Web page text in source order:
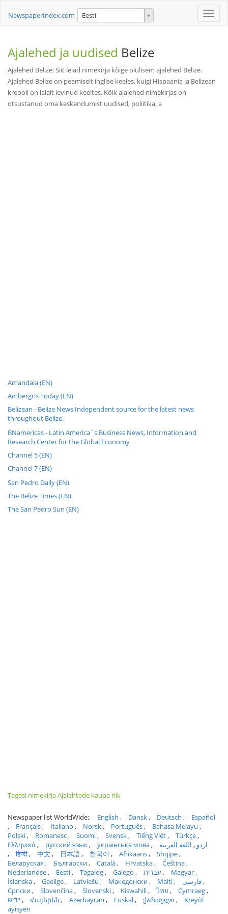
Toggle
NewspaperIndex.com Eesti
Ajalehed ja uudised Belize
Ajalehed Belize: Siit leiad nimekirja kõige olulisem ajalehed Belize.
Ajalehed Belize on peamiselt inglise keeles, kuigi Hispaania ja Belizean
kreooli on laialt levinud keeltes. Kõik ajalehed nimekirjas on
otsustanud oma keskendumist uudised, poliitika, a
Amandala (EN)
Ambergris Today (EN)
Belizean - Belize News Independent source for the latest news
throughout Belize.
BNamericas - Latin America´s Business News, Information and
Research Center for the Global Economy
Channel 5 (EN)
Channel 7 (EN)
San Pedro Daily (EN)
The Belize Times (EN)
The San Pedro Sun (EN)
Tagasi nimekirja Ajalehtede kaupa riik
Newspaper list WorldWide: English Dansk Deutsch
Español
Français
Italiano Norsk Português
Bahasa Melayu
Polski
Romanesc Suomi Svensk Tiếng Việt
Türkçe
Ελληνικά
русский язык українська мова اردو
اللغة العربية
हिन्दी
中文 日本語 한국어 Afrikaans
Shqipe
Беларуская
Български Català Hrvatska
Čeština
Nederlandse
Eesti Tagalog Galego עברית
Magyar
Íslenska
Gaeilge Latviešu Македонски Malti
فارسی
Српски
Slovenčina Slovenski Kiswahili ไทย
Cymraeg
ייִדיש
Հայերեն Azərbaycan Euskal ქართული
Kreyòl
ayisyen